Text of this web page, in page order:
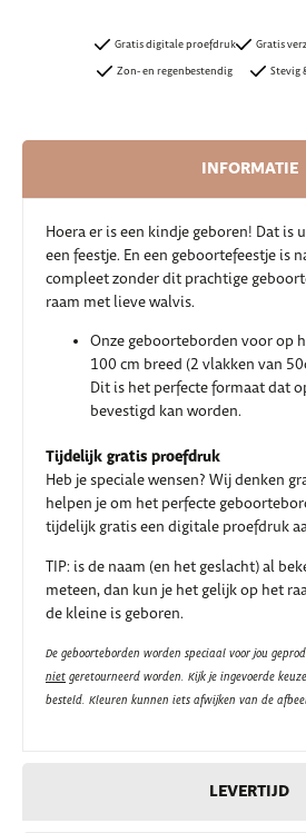
Gratis digitale proefdruk
Zon- en regenbestendig
Gratis
Stevig
INFORMATIE
LEVERTIJD
Hoera er is een kindje geboren! Dat is
een feestje. En een geboortefeestje is
compleet zonder dit prachtige
raam met lieve walvis.
Onze geboorteborden voor op
100 cm breed (2 vlakken van
Dit is het perfecte formaat dat
bevestigd kan worden.
Tijdelijk gratis proefdruk
Heb je speciale wensen? Wij denken
helpen je om het perfecte
tijdelijk gratis een digitale proefdruk
TIP: is de naam (en het geslacht) al
meteen, dan kun je het gelijk op het
de kleine is geboren.
De geboorteborden worden speciaal voor jou
niet geretourneerd worden. Kijk je ingevoerde
besteld. Kleuren kunnen iets afwijken van de